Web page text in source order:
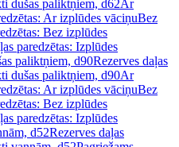
dušas paliktņiem, d62Ar
Ar izplūdes vāciņuBez
Bez izplūdes
paredzētas: Izplūdes
paliktņiem, d90Rezerves daļas
dušas paliktņiem, d90Ar
Ar izplūdes vāciņuBez
Bez izplūdes
paredzētas: Izplūdes
d52Rezerves daļas